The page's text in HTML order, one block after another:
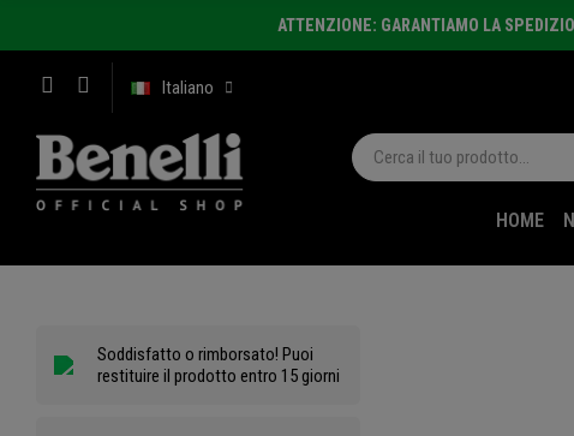
ATTENZIONE: GARANTIAMO LA
Italiano
HOME
Soddisfatto o rimborsato! Puoi
restituire il prodotto entro 15 giorni